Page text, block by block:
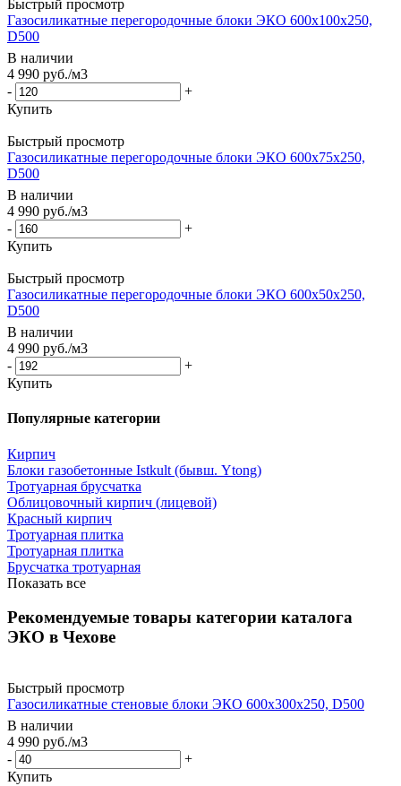
Быстрый просмотр
Газосиликатные перегородочные блоки ЭКО 600x100x250,
D500
В наличии
4 990 руб./м3
-
+
Купить
Быстрый просмотр
Газосиликатные перегородочные блоки ЭКО 600x75x250,
D500
В наличии
4 990 руб./м3
-
+
Купить
Быстрый просмотр
Газосиликатные перегородочные блоки ЭКО 600x50x250,
D500
В наличии
4 990 руб./м3
-
+
Купить
Популярные категории
Кирпич
Блоки газобетонные Istkult (бывш. Ytong)
Тротуарная брусчатка
Облицовочный кирпич (лицевой)
Красный кирпич
Тротуарная плитка
Тротуарная плитка
Брусчатка тротуарная
Показать все
Рекомендуемые товары категории каталога
ЭКО в Чехове
Быстрый просмотр
Газосиликатные стеновые блоки ЭКО 600x300x250, D500
В наличии
4 990 руб./м3
-
+
Купить